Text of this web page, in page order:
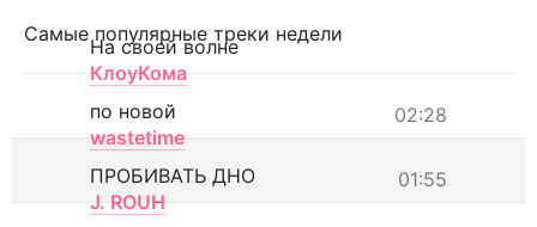
Самые популярные треки недели
На своей волне
КлоуКома
02:28
по новой
wastetime
01:55
ПРОБИВАТЬ ДНО
J. ROUH